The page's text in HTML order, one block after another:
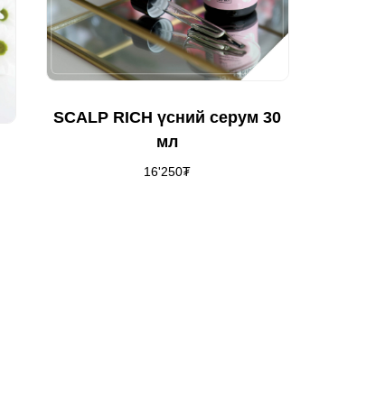
SCALP RICH үсний серум 30
мл
16'250₮